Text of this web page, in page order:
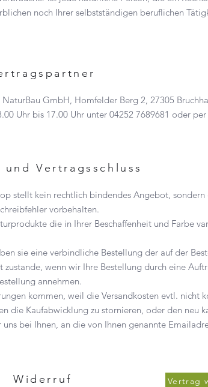
noch Ihrer selbstständigen beruflichen
GmbH, Homfelder Berg 2, 27305
Uhr bis 17.00 Uhr unter 04252 7689681 oder
Vertragsschluss
stellt kein rechtlich bindendes Angebot, sondern
vorbehalten.
die in Ihrer Beschaffenheit und Farbe
sie eine verbindliche Bestellung der auf der
wenn wir Ihre Bestellung durch eine
annehmen.
kommen, weil die Versandkosten evtl. nicht
die Kaufabwicklung zu stornieren, oder den neu
bei Ihnen, an die von Ihnen genannte
Widerruf Vertrag